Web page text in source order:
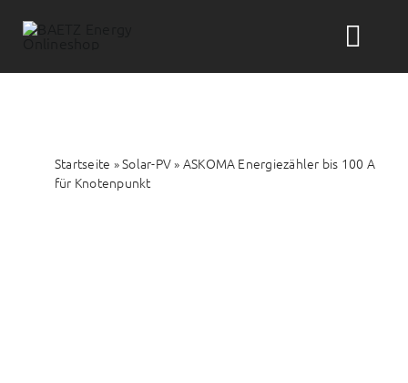
Inhalt
Solar-PV
Startseite »Solar-PV» ASKOMA Energiezähler bis 100 A
für Knotenpunkt